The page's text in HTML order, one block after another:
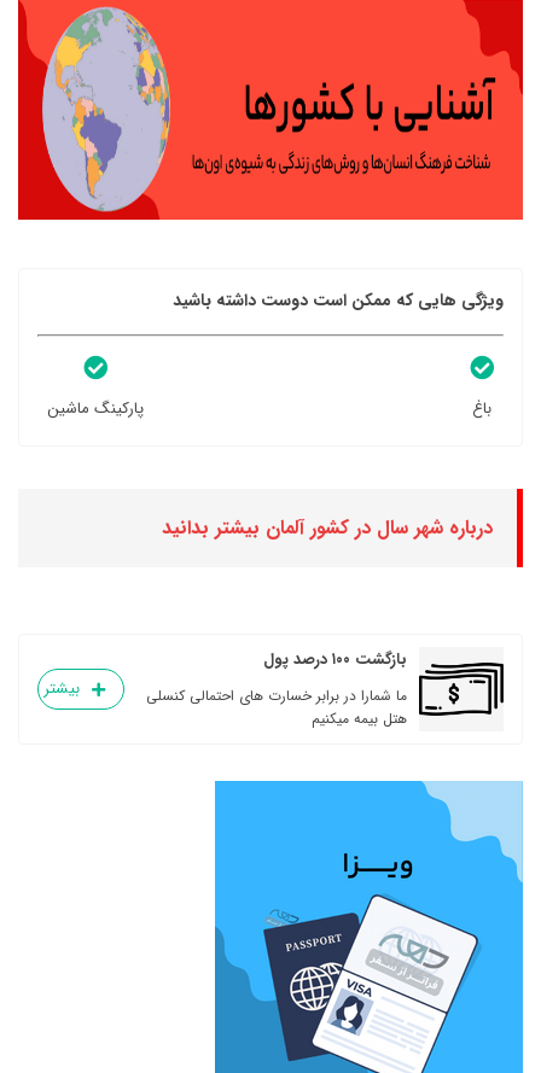
ویژگی هایی که ممکن است دوست داشته باشید
باغ پارکینگ ماشین
درباره شهر سال در کشور آلمان بیشتر بدانید
بازگشت ۱۰۰ درصد پول
ما شمارا در برابر خسارت های احتمالی کنسلی
هتل بیمه میکنیم
بیشتر